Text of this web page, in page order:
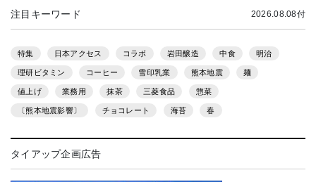
注目キーワード 2026.08.08付
特集 日本アクセス コラボ 岩田醸造 中食 明治
理研ビタミン コーヒー 雪印乳業 熊本地震 麺
値上げ 業務用 抹茶 三菱食品 惣菜
〔熊本地震影響〕 チョコレート 海苔 春
タイアップ企画広告